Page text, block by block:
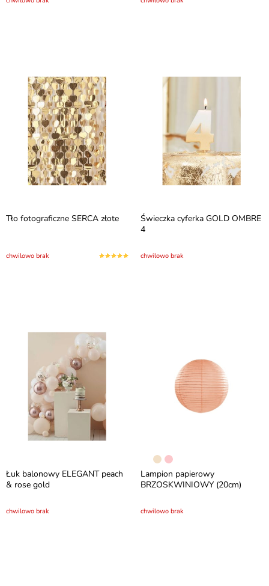
Tło fotograficzne SERCA złote
chwilowo brak
Świeczka cyferka GOLD OMBRE
4
chwilowo brak
Łuk balonowy ELEGANT peach
& rose gold
chwilowo brak
Lampion papierowy
BRZOSKWINIOWY (20cm)
chwilowo brak